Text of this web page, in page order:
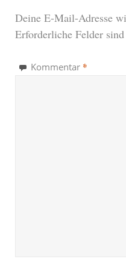
Deine E-Mail-Adresse
Erforderliche Felder
Kommentar *